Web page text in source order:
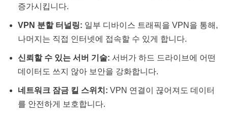
증가시킵니다​​.
VPN 분할 터널링: 일부 디바이스 트래픽을 VPN을 통해,
나머지는 직접 인터넷에 접속할 수 있게 합니다​​.
신뢰할 수 있는 서버 기술: 서버가 하드 드라이브에 어떤
데이터도 쓰지 않아 보안을 강화합니다​​.
네트워크 잠금 킬 스위치: VPN 연결이 끊어져도 데이터
를 안전하게 보호합니다​​.